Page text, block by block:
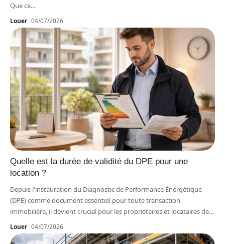
Que ce…
Louer 04/07/2026
Quelle est la durée de validité du DPE pour une
location ?
Depuis l'instauration du Diagnostic de Performance Énergétique
(DPE) comme document essentiel pour toute transaction
immobilière, il devient crucial pour les propriétaires et locataires de…
Louer 04/07/2026